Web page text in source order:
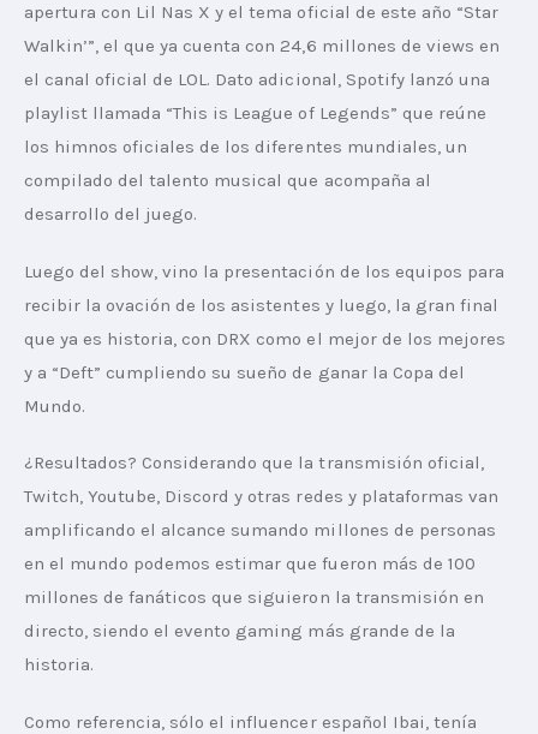
apertura con Lil Nas X y el tema oficial de este año “Star
Walkin’”, el que ya cuenta con 24,6 millones de views en
el canal oficial de LOL. Dato adicional, Spotify lanzó una
playlist llamada “This is League of Legends” que reúne
los himnos oficiales de los diferentes mundiales, un
compilado del talento musical que acompaña al
desarrollo del juego.
Luego del show, vino la presentación de los equipos para
recibir la ovación de los asistentes y luego, la gran final
que ya es historia, con DRX como el mejor de los mejores
y a “Deft” cumpliendo su sueño de ganar la Copa del
Mundo.
¿Resultados? Considerando que la transmisión oficial,
Twitch, Youtube, Discord y otras redes y plataformas van
amplificando el alcance sumando millones de personas
en el mundo podemos estimar que fueron más de 100
millones de fanáticos que siguieron la transmisión en
directo, siendo el evento gaming más grande de la
historia.
Como referencia, sólo el influencer español Ibai, tenía